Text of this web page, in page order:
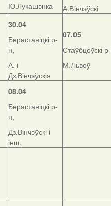
Ю.Лукашэнка
А.Вінчэўскі
30.04
Бераставіцкі р-
н,
А. і
Дз.Вінчэўскія
07.05
Стаўбцоўскі
М.Львоў
08.04
Бераставіцкі р-
н,
Дз.Вінчэўскі і
інш.